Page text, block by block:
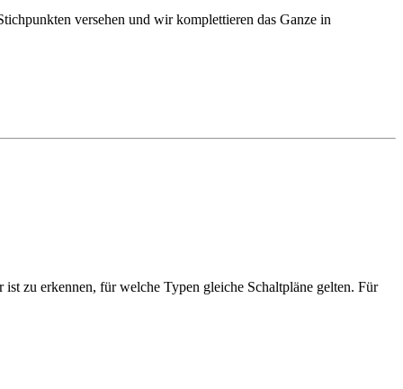
versehen und wir komplettieren das Ganze in
zu erkennen, für welche Typen gleiche Schaltpläne gelten. Für